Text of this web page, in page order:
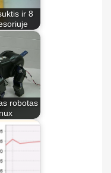
ir 8
robotas